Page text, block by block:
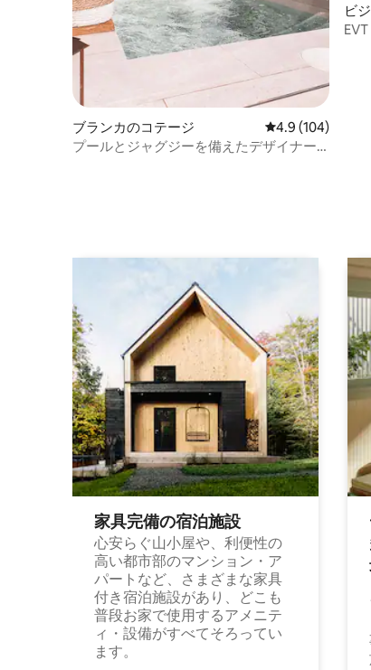
ブランカのコテージ レビュー104件、
4.9 (104)
プールとジャグジーを備えたデザイナー
ビ
ラ
家具完備の宿⁠泊⁠施⁠設
心安らぐ山小屋や、利便性の
高い都市部のマンション・ア
パートなど、さまざまな家具
付き宿泊施設があり、どこも
普段お家で使用するアメニテ
ィ・設備がすべてそろってい
ます。